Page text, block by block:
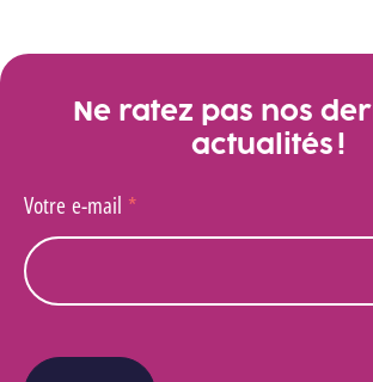
Ne ratez pas nos
actualités !
Votre e-mail *